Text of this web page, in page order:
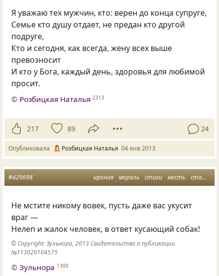
Я уважаю тех мужчин, кто: верен до конца супруге,
Семье кто душу отдает, не предан кто другой
подруге,
Кто и сегодня, как всегда, жену всех выше
превозносит
И кто у Бога, каждый день, здоровья для любимой
просит.
© Розбицкая Наталья 2313
217 89 24
Опубликовала Розбицкая Наталья 04 янв 2013
ирония мораль стихи месть статусы
#429698
Не мстите никому вовек, пусть даже вас укусит
враг —
Нелеп и жалок человек, в ответ кусающий собак!
© Copyright: Зульнора, 2013 Свидетельство о публикации
№113020104575
©Зульнора 1300